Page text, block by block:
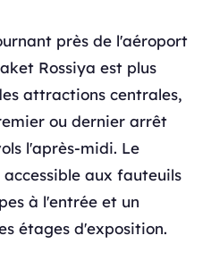
près de l'aéroport
Rossiya est plus
attractions centrales,
ou dernier arrêt
l'après-midi. Le
aux fauteuils
à l'entrée et un
étages d'exposition.